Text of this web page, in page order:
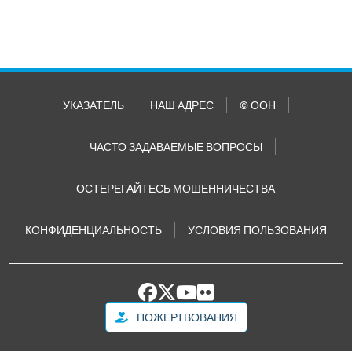
УКАЗАТЕЛЬ НАШ АДРЕС © ООН
ЧАСТО ЗАДАВАЕМЫЕ ВОПРОСЫ
ОСТЕРЕГАЙТЕСЬ МОШЕННИЧЕСТВА
КОНФИДЕНЦИАЛЬНОСТЬ УСЛОВИЯ ПОЛЬЗОВАНИЯ
ПОЖЕРТВОВАНИЯ